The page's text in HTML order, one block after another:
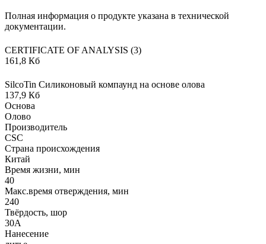
Полная информация о продукте указана в технической
документации.
CERTIFICATE OF ANALYSIS (3)
161,8 Кб
SilcoTin Силиконовый компаунд на основе олова
137,9 Кб
Основа
Олово
Производитель
CSC
Страна происхождения
Китай
Время жизни, мин
40
Макс.время отверждения, мин
240
Твёрдость, шор
30А
Нанесение